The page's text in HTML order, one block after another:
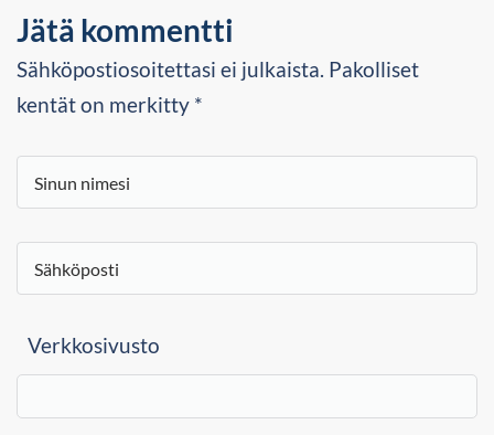
Jätä kommentti
Sähköpostiosoitettasi ei julkaista. Pakolliset
kentät on merkitty *
Verkkosivusto